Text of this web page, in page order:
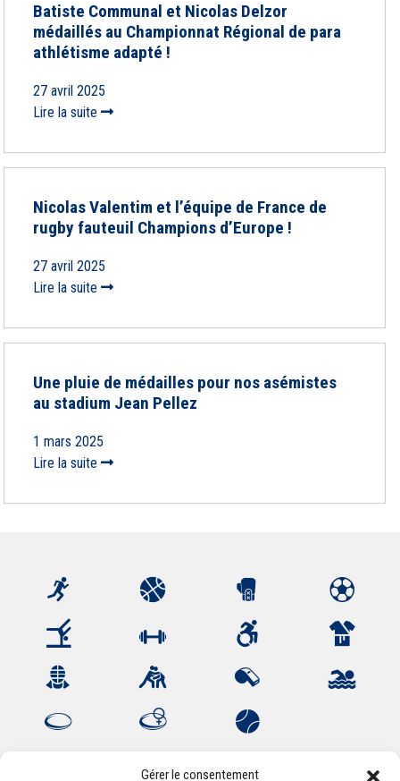
Gérer le consentement
Batiste Communal et Nicolas Delzor
médaillés au Championnat Régional de para
athlétisme adapté !
27 avril 2025
Lire la suite
Nicolas Valentim et l’équipe de France de
rugby fauteuil Champions d’Europe !
27 avril 2025
Lire la suite
Une pluie de médailles pour nos asémistes
au stadium Jean Pellez
1 mars 2025
Lire la suite